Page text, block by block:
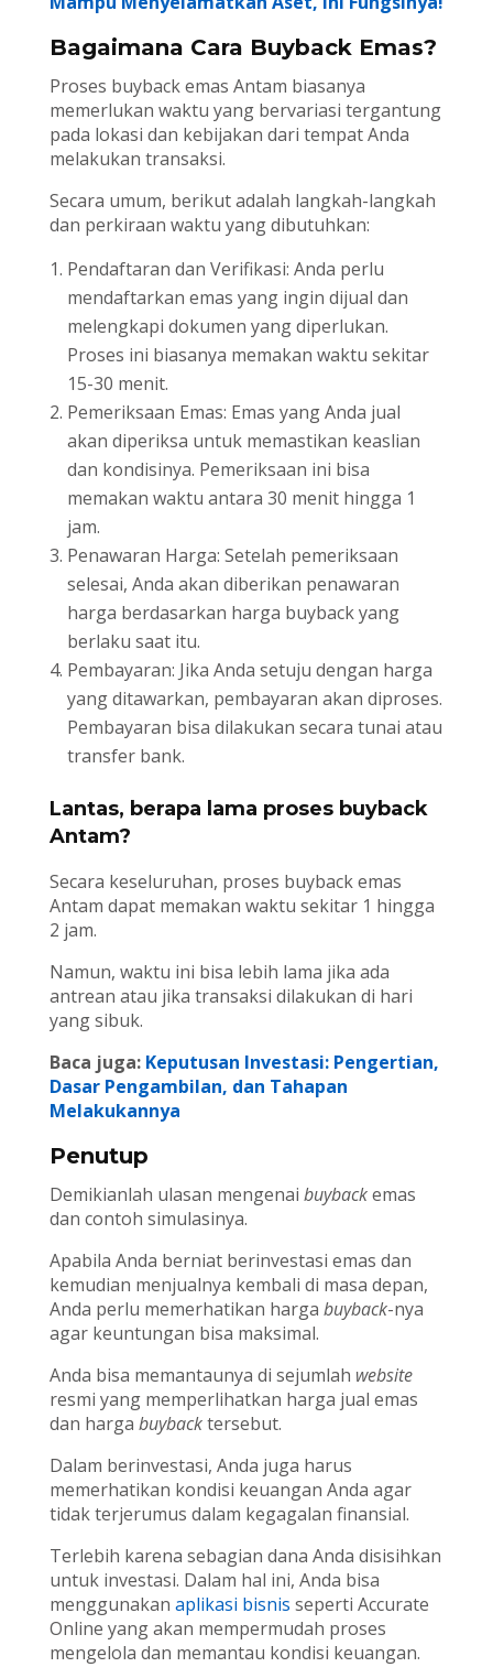
Bagaimana Cara Buyback Emas?
Proses buyback emas Antam biasanya
memerlukan waktu yang bervariasi tergantung
pada lokasi dan kebijakan dari tempat Anda
melakukan transaksi.
Secara umum, berikut adalah langkah-langkah
dan perkiraan waktu yang dibutuhkan:
Pendaftaran dan Verifikasi: Anda perlu
mendaftarkan emas yang ingin dijual dan
melengkapi dokumen yang diperlukan.
Proses ini biasanya memakan waktu sekitar
15-30 menit.
Pemeriksaan Emas: Emas yang Anda jual
akan diperiksa untuk memastikan keaslian
dan kondisinya. Pemeriksaan ini bisa
memakan waktu antara 30 menit hingga 1
jam.
Penawaran Harga: Setelah pemeriksaan
selesai, Anda akan diberikan penawaran
harga berdasarkan harga buyback yang
berlaku saat itu.
Pembayaran: Jika Anda setuju dengan harga
yang ditawarkan, pembayaran akan diproses.
Pembayaran bisa dilakukan secara tunai atau
transfer bank.
Lantas, berapa lama proses buyback
Antam?
Secara keseluruhan, proses buyback emas
Antam dapat memakan waktu sekitar 1 hingga
2 jam.
Namun, waktu ini bisa lebih lama jika ada
antrean atau jika transaksi dilakukan di hari
yang sibuk.
Baca juga: Keputusan Investasi: Pengertian,
Dasar Pengambilan, dan Tahapan
Melakukannya
Penutup
Demikianlah ulasan mengenai buybackemas
dan contoh simulasinya.
Apabila Anda berniat berinvestasi emas dan
kemudian menjualnya kembali di masa depan,
Anda perlu memerhatikan harga buyback-nya
agar keuntungan bisa maksimal.
Anda bisa memantaunya di sejumlah website
resmi yang memperlihatkan harga jual emas
dan harga buybacktersebut.
Dalam berinvestasi, Anda juga harus
memerhatikan kondisi keuangan Anda agar
tidak terjerumus dalam kegagalan finansial.
Terlebih karena sebagian dana Anda disisihkan
untuk investasi. Dalam hal ini, Anda bisa
menggunakan aplikasi bisnis seperti Accurate
Online yang akan mempermudah proses
mengelola dan memantau kondisi keuangan.